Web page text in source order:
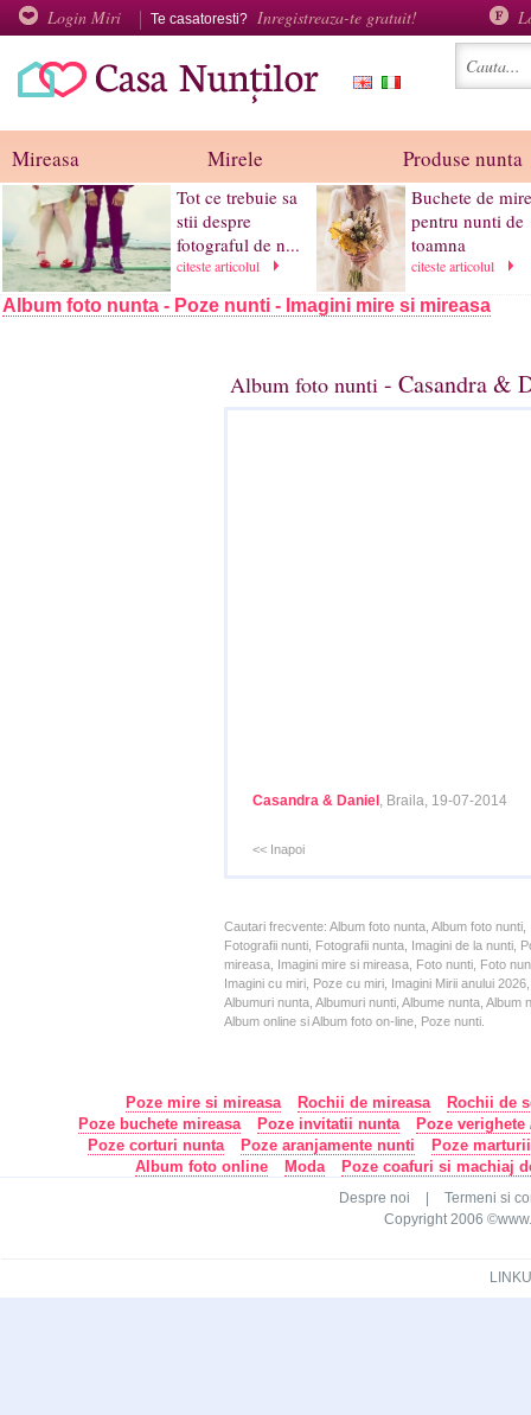
Login Miri Te casatoresti? Inregistreaza-te gratuit!
Mireasa Mirele Produse nunta
Tot ce trebuie sa
stii despre
fotograful de n...
citeste articolul
Buchete de
pentru nunti de
toamna
citeste articolul
Album foto nunta - Poze nunti - Imagini mire si mireasa
Album foto nunti - Casandra &
Casandra & Daniel , Braila, 19-07-2014
<< Inapoi
Cautari frecvente: Album foto nunta, Album foto
Fotografii nunti, Fotografii nunta, Imagini de la nunti,
mireasa, Imagini mire si mireasa, Foto nunti, Foto
Imagini cu miri, Poze cu miri, Imagini Mirii anului
Albumuri nunta, Albumuri nunti, Albume nunta,
Album online si Album foto on-line, Poze nunti.
Poze mire si mireasa Rochii de mireasa
Rochii de
Poze buchete mireasa
Poze invitatii nunta
Poze
Poze corturi nunta
Poze aranjamente nunti
Poze
Album foto online
Moda Poze coafuri si machiaj
Despre noi
Termeni si
Copyright 2006